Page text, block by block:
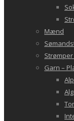
Mænd
Garn –